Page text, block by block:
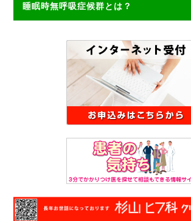
睡眠時無呼吸症候群とは？